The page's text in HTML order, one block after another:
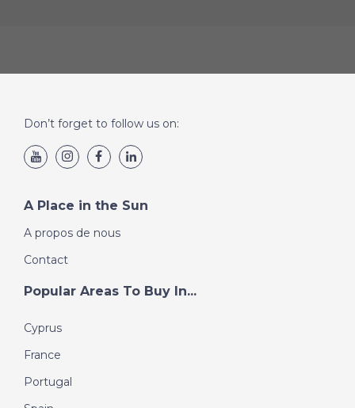
Don’t forget to follow us on:
A Place in the Sun
A propos de nous
Contact
Popular Areas To Buy In...
Cyprus
France
Portugal